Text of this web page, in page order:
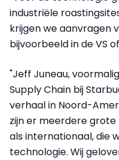
industriële
krijgen we aanvragen
bijvoorbeeld in de VS
"Jeff Juneau,
Supply Chain bij
verhaal in Noord-
zijn er meerdere
als internationaal, die
technologie. Wij